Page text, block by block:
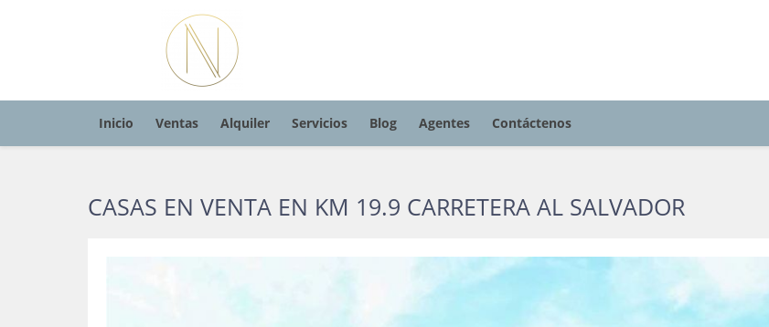
Inicio Ventas Alquiler Servicios Blog Agentes Contáctenos
CASAS EN VENTA EN KM 19.9 CARRETERA AL SALVADOR